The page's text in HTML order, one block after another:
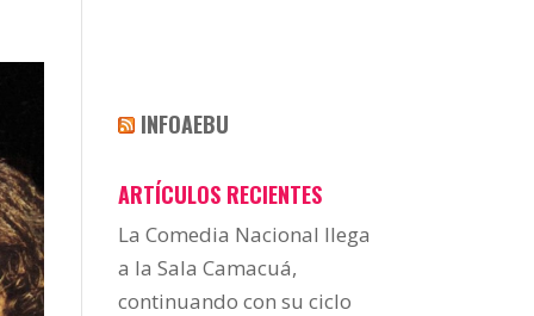
INFOAEBU
ARTÍCULOS RECIENTES
La Comedia Nacional llega
a la Sala Camacuá,
continuando con su ciclo